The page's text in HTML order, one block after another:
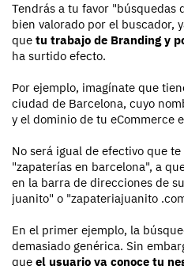
Tendrás a tu favor "búsquedas
bien valorado por el buscador,
que tu trabajo de Branding y
ha surtido efecto.
Por ejemplo, imagínate que
ciudad de Barcelona, cuyo
y el dominio de tu eCommerce
No será igual de efectivo que
"zapaterías en barcelona", a
en la barra de direcciones de
juanito" o "zapateriajuanito
En el primer ejemplo, la
demasiado genérica. Sin
que el usuario ya conoce tu